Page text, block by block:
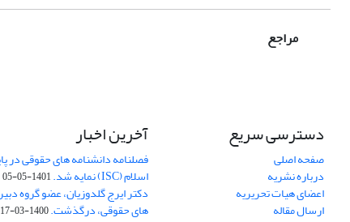
مراجع
دسترسی سریع
صفحه اصلی
درباره نشریه
اعضای هیات تحریریه
ارسال مقاله
آخرین اخبار
فصلنامه دانشنامه های حقوقی در
اسلام (ISC) نمایه شد. 1401-05-05
دکتر ایرج گلدوزیان، عضو گروه
های حقوقی، درگذشت.1400-03-17